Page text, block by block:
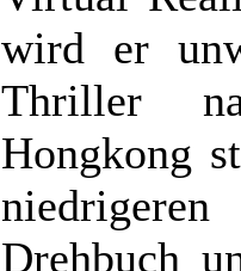
wird er
Thriller
Hongkong
Drehbuch